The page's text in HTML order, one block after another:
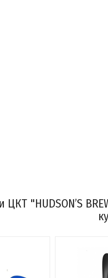
"HUDSON’S